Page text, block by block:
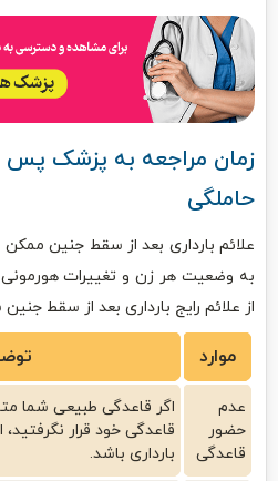
زمان مراجعه به پزشک پس
حاملگی
علائم بارداری بعد از سقط جنین
به وضعیت هر زن و تغییرات
از علائم رایج بارداری بعد از سقط
موارد
عدم
حضور
قاعدگی
اگر قاعدگی طبیعی شما
قاعدگی خود قرار
بارداری باشد.